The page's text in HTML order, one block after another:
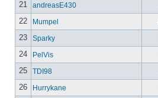
21 andreasE430
22 Mumpel
23 Sparky
24 PelVis
25 TDI98
26 Hurrykane